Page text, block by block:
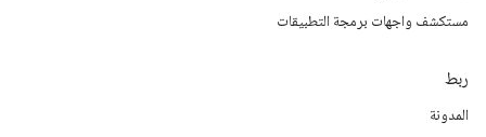
مستكشف واجهات برمجة التطبيقات
ربط
المدونة